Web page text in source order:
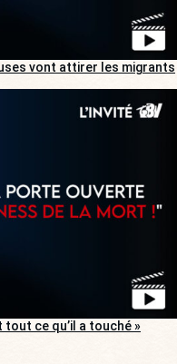
vont attirer les migrants
tout ce qu’il a touché »